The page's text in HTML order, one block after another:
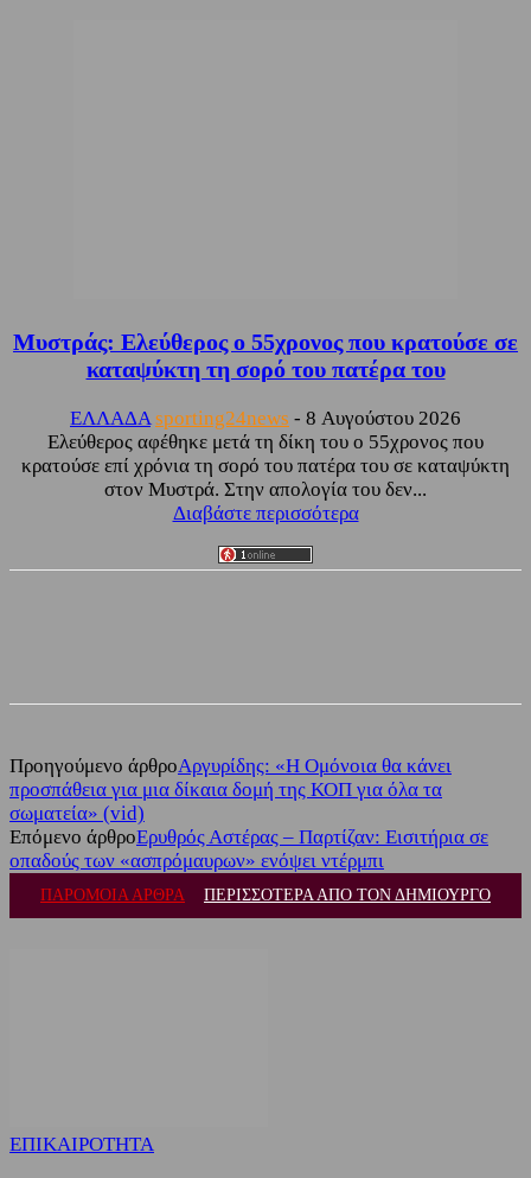
Μυστράς: Ελεύθερος ο 55χρονος που κρατούσε σε
καταψύκτη τη σορό του πατέρα του
ΕΛΛΑΔΑ sporting24news - 8 Αυγούστου 2026
Ελεύθερος αφέθηκε μετά τη δίκη του ο 55χρονος που
κρατούσε επί χρόνια τη σορό του πατέρα του σε καταψύκτη
στον Μυστρά. Στην απολογία του δεν...
Διαβάστε περισσότερα
Προηγούμενο άρθροΑργυρίδης: «Η Ομόνοια θα κάνει
προσπάθεια για μια δίκαια δομή της ΚΟΠ για όλα τα
σωματεία» (vid)
Επόμενο άρθροΕρυθρός Αστέρας – Παρτίζαν: Εισιτήρια σε
οπαδούς των «ασπρόμαυρων» ενόψει ντέρμπι
ΠΑΡΟΜΟΙΑ ΑΡΘΡΑ ΠΕΡΙΣΣΟΤΕΡΑ ΑΠΟ ΤΟΝ ΔΗΜΙΟΥΡΓΟ
ΕΠΙΚΑΙΡΟΤΗΤΑ